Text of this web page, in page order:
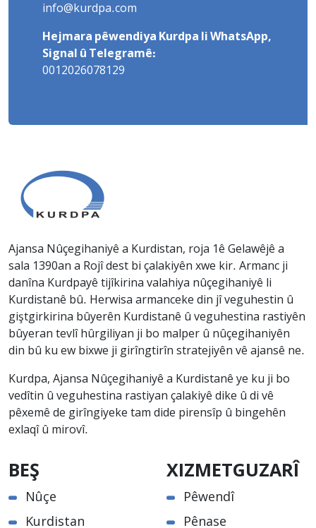
info@kurdpa.com
Hejmara pêwendiya Kurdpa li WhatsApp,
Signal û Telegramê:
0012026078129
Ajansa Nûçegihaniyê a Kurdistan, roja 1ê Gelawêjê a
sala 1390an a Rojî dest bi çalakiyên xwe kir. Armanc ji
danîna Kurdpayê tijîkirina valahiya nûçegihaniyê li
Kurdistanê bû. Herwisa armanceke din jî veguhestin û
giştgirkirina bûyerên Kurdistanê û veguhestina rastiyên
bûyeran tevlî hûrgiliyan ji bo malper û nûçegihaniyên
din bû ku ew bixwe ji girîngtirîn stratejiyên vê ajansê ne.
Kurdpa, Ajansa Nûçegihaniyê a Kurdistanê ye ku ji bo
vedîtin û veguhestina rastiyan çalakiyê dike û di vê
pêxemê de girîngiyeke tam dide pirensîp û bingehên
exlaqî û mirovî.
BEŞ
Nûçe
Kurdistan
XIZMETGUZARÎ
Pêwendî
Pênase